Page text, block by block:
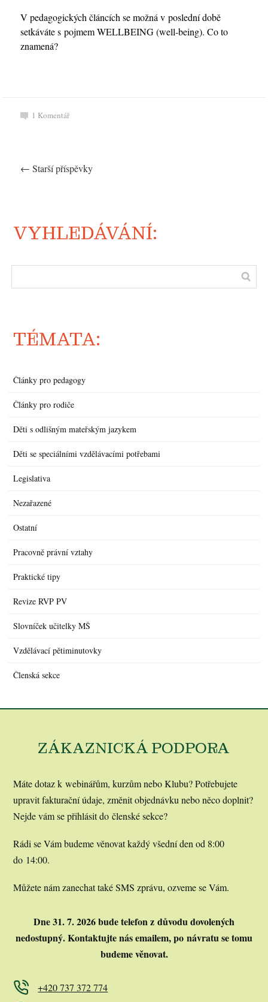
V pedagogických článcích se možná v poslední době
setkáváte s pojmem WELLBEING (well-being). Co to
znamená?
1 Komentář
← Starší příspěvky
VYHLEDÁVÁNÍ:
TÉMATA:
Články pro pedagogy
Články pro rodiče
Děti s odlišným mateřským jazykem
Děti se speciálními vzdělávacími potřebami
Legislativa
Nezařazené
Ostatní
Pracovně právní vztahy
Praktické tipy
Revize RVP PV
Slovníček učitelky MŠ
Vzdělávací pětiminutovky
Členská sekce
ZÁKAZNICKÁ PODPORA
Máte dotaz k webinářům, kurzům nebo Klubu? Potřebujete
upravit fakturační údaje, změnit objednávku nebo něco doplnit?
Nejde vám se přihlásit do členské sekce?
Rádi se Vám budeme věnovat každý všední den od 8:00
do 14:00.
Můžete nám zanechat také SMS zprávu, ozveme se Vám.
Dne 31. 7. 2026 bude telefon z důvodu dovolených
nedostupný.Kontaktujte nás emailem, po návratu se tomu
budeme věnovat.
+420 737 372 774